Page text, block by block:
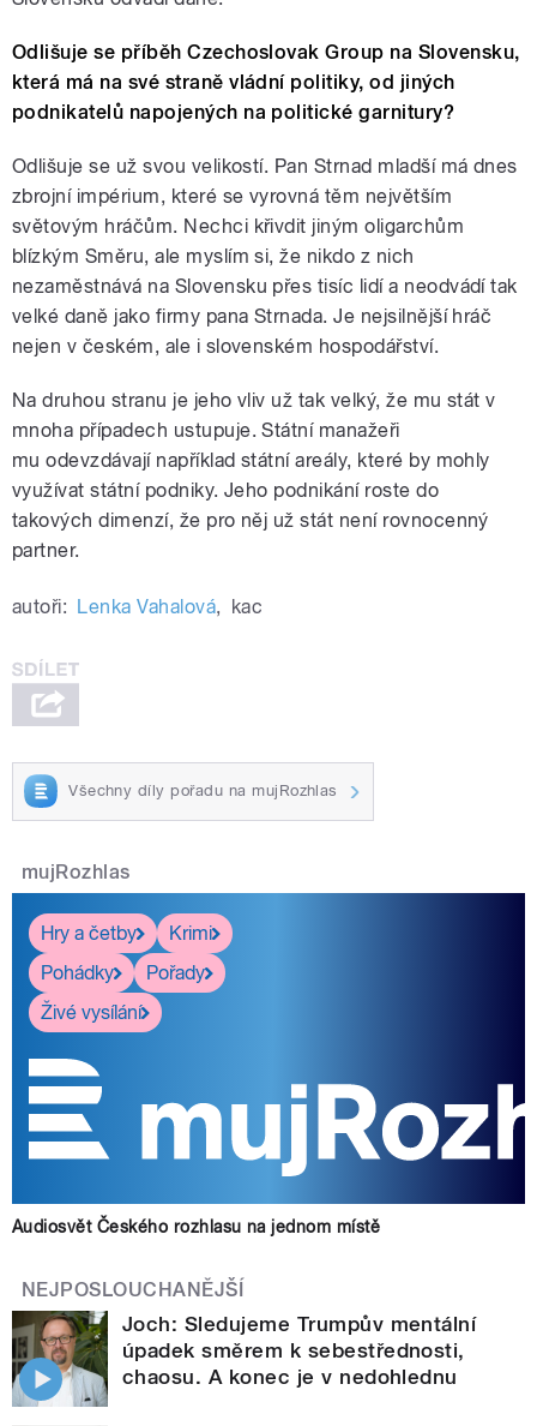
Odlišuje se příběh Czechoslovak Group na Slovensku,
která má na své straně vládní politiky, od jiných
podnikatelů napojených na politické garnitury?
Odlišuje se už svou velikostí. Pan Strnad mladší má dnes
zbrojní impérium, které se vyrovná těm největším
světovým hráčům. Nechci křivdit jiným oligarchům
blízkým Směru, ale myslím si, že nikdo z nich
nezaměstnává na Slovensku přes tisíc lidí a neodvádí tak
velké daně jako firmy pana Strnada. Je nejsilnější hráč
nejen v českém, ale i slovenském hospodářství.
Na druhou stranu je jeho vliv už tak velký, že mu stát v
mnoha případech ustupuje. Státní manažeři
mu odevzdávají například státní areály, které by mohly
využívat státní podniky. Jeho podnikání roste do
takových dimenzí, že pro něj už stát není rovnocenný
partner.
autoři: Lenka Vahalová, kac
Všechny díly pořadu na mujRozhlas
mujRozhlas
Hry a četby
Krimi
Pohádky
Pořady
Živé vysílání
Audiosvět Českého rozhlasu na jednom místě
NEJPOSLOUCHANĚJŠÍ
Joch: Sledujeme Trumpův mentální
úpadek směrem k sebestřednosti,
chaosu. A konec je v nedohlednu